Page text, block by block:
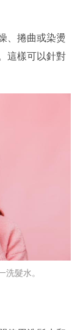
、捲曲或染燙
這樣可以針對
髮水。